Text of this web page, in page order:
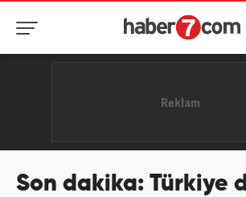
Son dakika: Türkiye